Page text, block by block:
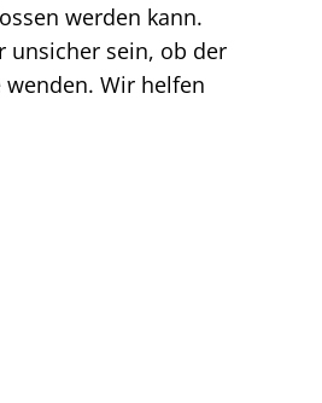
werden kann.
unsicher sein, ob der
Wir helfen